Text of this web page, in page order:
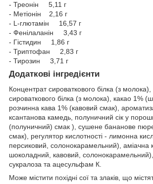
- Треонін 5,11 г
- Метіонін 2,16 г
- L-глютамін 16,57 г
- Фенілаланін 3,43 г
- Гістидин 1,86 г
- Триптофан 2,83 г
- Тирозин 3,71 г
Додаткові інгредієнти
Концентрат сироваткового білка (з молока),
сироваткового білка (з молока), какао 1%
розчинна кава 1% (кавовий смак),
ксантанова камедь, полуничний сік у
(полуничний) смак ), сушене бананове
смак), регулятор кислотності - лимонна
персиковий, солонокарамельний), аміачна
шоколадний, кавовий, солонокарамельний),
сукралоза та ацесульфам К.
Може містити похідні сої та злаків, що